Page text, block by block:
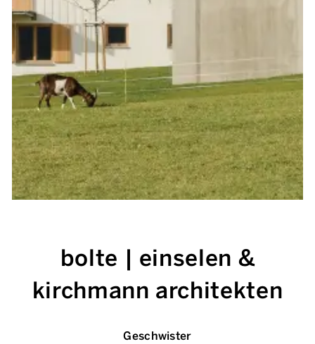
bolte | einselen &
kirchmann architekten
Geschwister